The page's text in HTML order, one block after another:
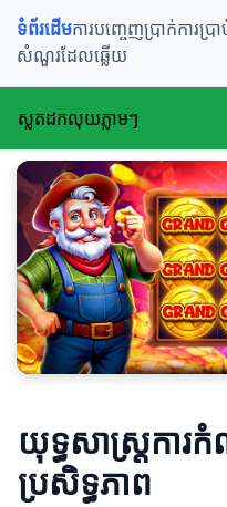
ទំព័រដើមការបញ្ចេញប្រាក់ការប្រ
សំណួរដែលឆ្លើយ
ស្លតដកលុយភ្លាមៗ
យុទ្ធសាស្ត្រកា
ប្រសិទ្ធភាព